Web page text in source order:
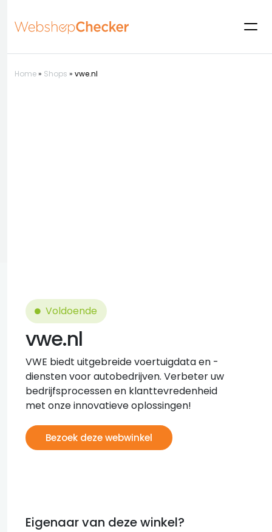
Home» Shops » vwe.nl
Voldoende
vwe.nl
VWE biedt uitgebreide voertuigdata en -
diensten voor autobedrijven. Verbeter uw
bedrijfsprocessen en klanttevredenheid
met onze innovatieve oplossingen!
Bezoek deze webwinkel
Eigenaar van deze winkel?